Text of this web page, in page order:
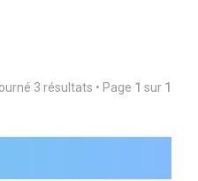
3 résultats • Page 1 sur 1